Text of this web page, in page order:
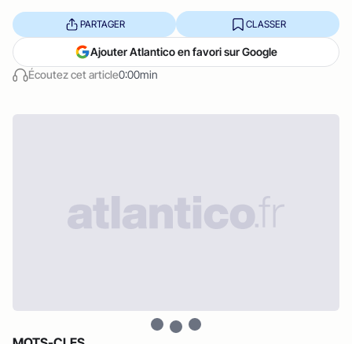
Écoutez cet article0:00min
PARTAGER CLASSER
Ajouter Atlantico en favori sur Google